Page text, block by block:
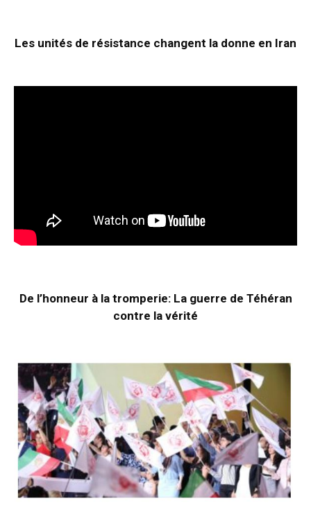
Les unités de résistance changent la donne en Iran
De l’honneur à la tromperie: La guerre de Téhéran
contre la vérité